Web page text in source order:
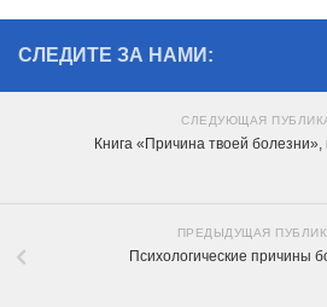
СЛЕДИТЕ ЗА НАМИ:
СЛЕДУЮЩАЯ
Книга «Причина твоей
ПРЕДЫДУЩАЯ
Психологические причины